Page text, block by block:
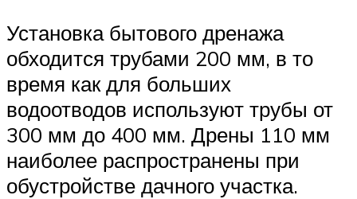
Установка бытового дренажа
обходится трубами 200 мм, в то
время как для больших
водоотводов используют трубы от
300 мм до 400 мм. Дрены 110 мм
наиболее распространены при
обустройстве дачного участка.